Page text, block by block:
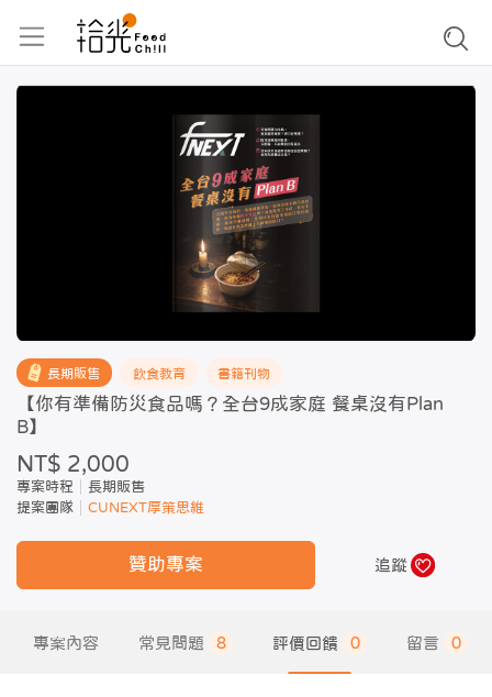
追蹤
長期販售 飲食教育 書籍刊物
【你有準備防災食品嗎？全台9成家庭 餐桌沒有Plan
B】
NT$ 2,000
專案時程
長期販售
提案團隊
CUNEXT厚策思維
贊助專案
專案內容 常見問題 8 評價回饋 0 留言 0